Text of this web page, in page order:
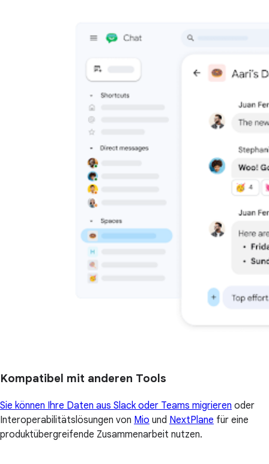
Kompatibel mit anderen Tools
Sie können Ihre Daten aus Slack oder Teams migrieren oder
Interoperabilitätslösungen von Mio und NextPlane für eine
produktübergreifende Zusammenarbeit nutzen.